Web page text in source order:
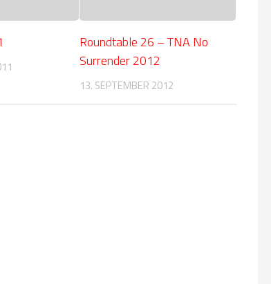
Roundtable 26 – TNA No
Surrender 2012
13. SEPTEMBER 2012